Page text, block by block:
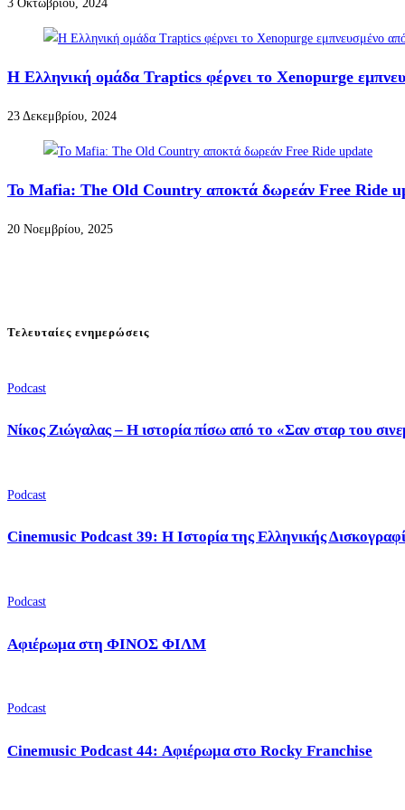
3 Οκτωβρίου, 2024
Η Ελληνική ομάδα Traptics φέρνει το Xenopurge
23 Δεκεμβρίου, 2024
Το Mafia: The Old Country αποκτά δωρεάν Free Ride
20 Νοεμβρίου, 2025
Τελευταίες ενημερώσεις
Podcast
Νίκος Ζιώγαλας – Η ιστορία πίσω από το «Σαν σταρ του
Podcast
Cinemusic Podcast 39: Η Ιστορία της Ελληνικής
Podcast
Αφιέρωμα στη ΦΙΝΟΣ ΦΙΛΜ
Podcast
Cinemusic Podcast 44: Αφιέρωμα στο Rocky Franchise